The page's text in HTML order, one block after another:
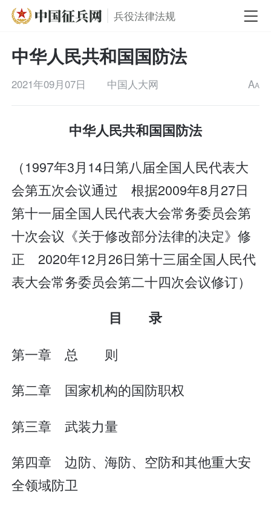
兵役法律法规
中华人民共和国国防法
2021年09月07日 中国人大网 AA
中华人民共和国国防法
（1997年3月14日第八届全国人民代表大
会第五次会议通过 根据2009年8月27日
第十一届全国人民代表大会常务委员会第
十次会议《关于修改部分法律的决定》修
正 2020年12月26日第十三届全国人民代
表大会常务委员会第二十四次会议修订）
目 录
第一章 总 则
第二章 国家机构的国防职权
第三章 武装力量
第四章 边防、海防、空防和其他重大安
全领域防卫